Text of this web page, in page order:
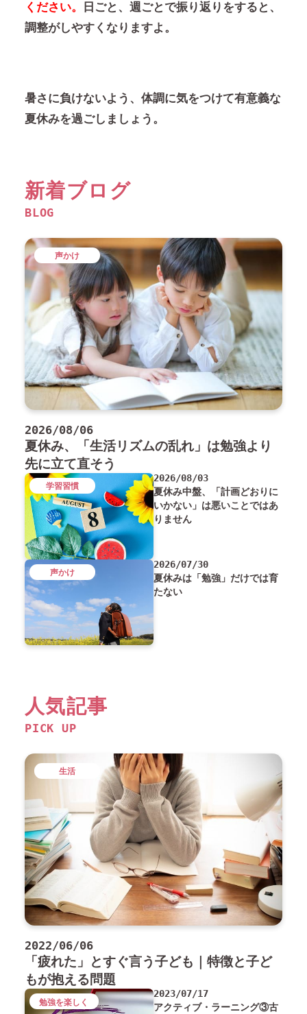
ください。
日ごと、週ごとで振り返りをすると、
調整がしやすくなりますよ。
暑さに負けないよう、体調に気をつけて有意義な
夏休みを過ごしましょう。
新着ブログ
BLOG
2026/08/06
夏休み、「生活リズムの乱れ」は勉強より
先に立て直そう
声かけ
2026/08/03
夏休み中盤、「計画どおりに
いかない」は悪いことではあ
りません
学習習慣
2026/07/30
夏休みは「勉強」だけでは育
たない
声かけ
人気記事
PICK UP
2022/06/06
「疲れた」とすぐ言う子ども｜特徴と子ど
もが抱える問題
生活
2023/07/17
アクティブ・ラーニング③古
勉強を楽しく